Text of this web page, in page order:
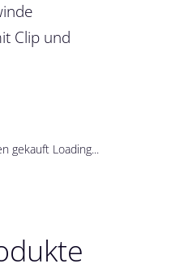
Clip und
gekauft Loading...